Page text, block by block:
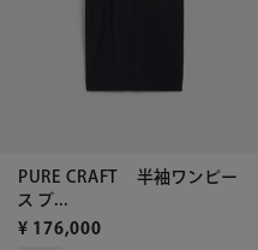
PURE CRAFT 半袖ワンピー
ス ブ...
¥ 176,000